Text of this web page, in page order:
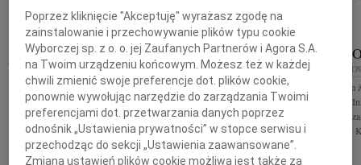
ELŻBIETA ZACHER 31.01.2025
KATOWICE
Z wielkim smutkiem i żalem przyjęliśmy wiadomość
o śmierci Elżbiety Zacher radnej miasta Katowice w
latach 2010-2014, prezeski Stowarzyszenia "Razem
dla Nikiszowca", za zasługi...
29.01.2025
Z głębokim żalem
Chwałowskiego
pomysłodawcę i
Muzeum Historii
Poprzez kliknięcie "Akceptuję" wyrażasz zgodę na
zainstalowanie i przechowywanie plików typu cookie
Wyborczej sp. z o. o. jej Zaufanych Partnerów i Agora S.A.
na Twoim urządzeniu końcowym. Możesz też w każdej
chwili zmienić swoje preferencje dot. plików cookie,
ponownie wywołując narzędzie do zarządzania Twoimi
preferencjami dot. przetwarzania danych poprzez
odnośnik „Ustawienia prywatności” w stopce serwisu i
przechodząc do sekcji „Ustawienia zaawansowane”.
Zmiana ustawień plików cookie możliwa jest także za